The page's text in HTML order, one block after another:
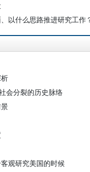
以什么思路推进研究工作
会分裂的历史脉络
观研究美国的时候